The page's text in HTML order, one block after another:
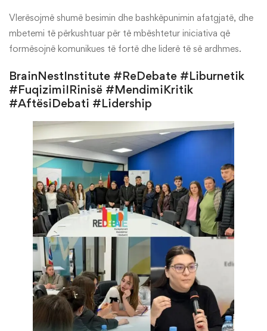
Vlerësojmë shumë besimin dhe bashkëpunimin afatgjatë, dhe
mbetemi të përkushtuar për të mbështetur iniciativa që
formësojnë komunikues të fortë dhe liderë të së ardhmes.
BrainNestInstitute #ReDebate #Liburnetik
#FuqizimiIRinisë #MendimiKritik
#AftësiDebati #Lidership